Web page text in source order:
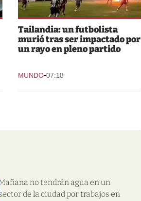
Tailandia: un futbolista
murió tras ser impactado por
un rayo en pleno partido
MUNDO-07:18
no tendrán agua en un
de la ciudad por trabajos en